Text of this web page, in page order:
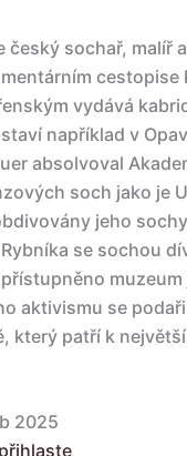
český sochař, malíř
vydává
například v
absolvoval
soch jako je
jeho
se sochou
aktivismu se
který patří k
2025